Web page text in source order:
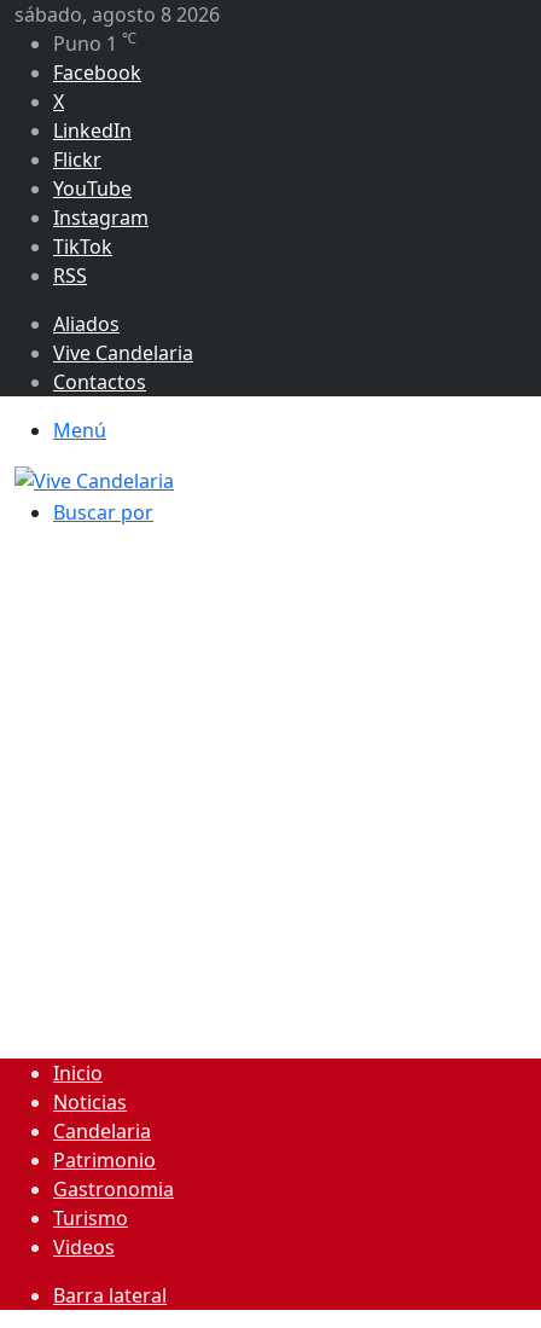
sábado, agosto 8 2026
Puno 1 ℃
Facebook
X
LinkedIn
Flickr
YouTube
Instagram
TikTok
RSS
Aliados
Vive Candelaria
Contactos
Menú
Buscar por
Inicio
Noticias
Candelaria
Patrimonio
Gastronomia
Turismo
Videos
Barra lateral